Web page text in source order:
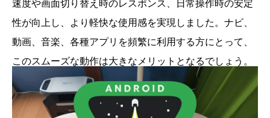
速度や画面切り替え時のレスポンス、日常操作時の安定
性が向上し、より軽快な使用感を実現しました。ナビ、
動画、音楽、各種アプリを頻繁に利用する方にとって、
このスムーズな動作は大きなメリットとなるでしょう。